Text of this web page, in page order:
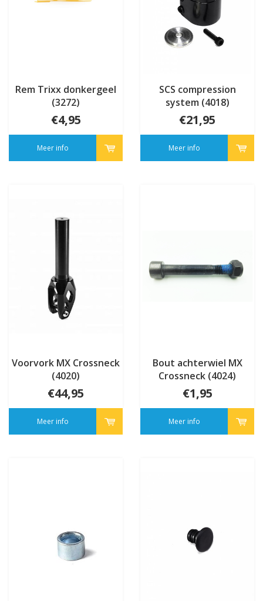
Rem Trixx donkergeel
(3272)
€4,95
Meer info
SCS compression
system (4018)
€21,95
Meer info
Voorvork MX Crossneck
(4020)
€44,95
Meer info
Bout achterwiel MX
Crossneck (4024)
€1,95
Meer info